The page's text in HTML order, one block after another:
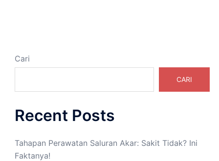
Cari
CARI
Recent Posts
Tahapan Perawatan Saluran Akar: Sakit Tidak? Ini
Faktanya!